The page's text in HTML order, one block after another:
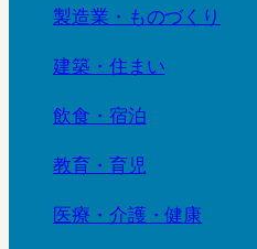
製造業・ものづくり
建築・住まい
飲食・宿泊
教育・育児
医療・介護・健康